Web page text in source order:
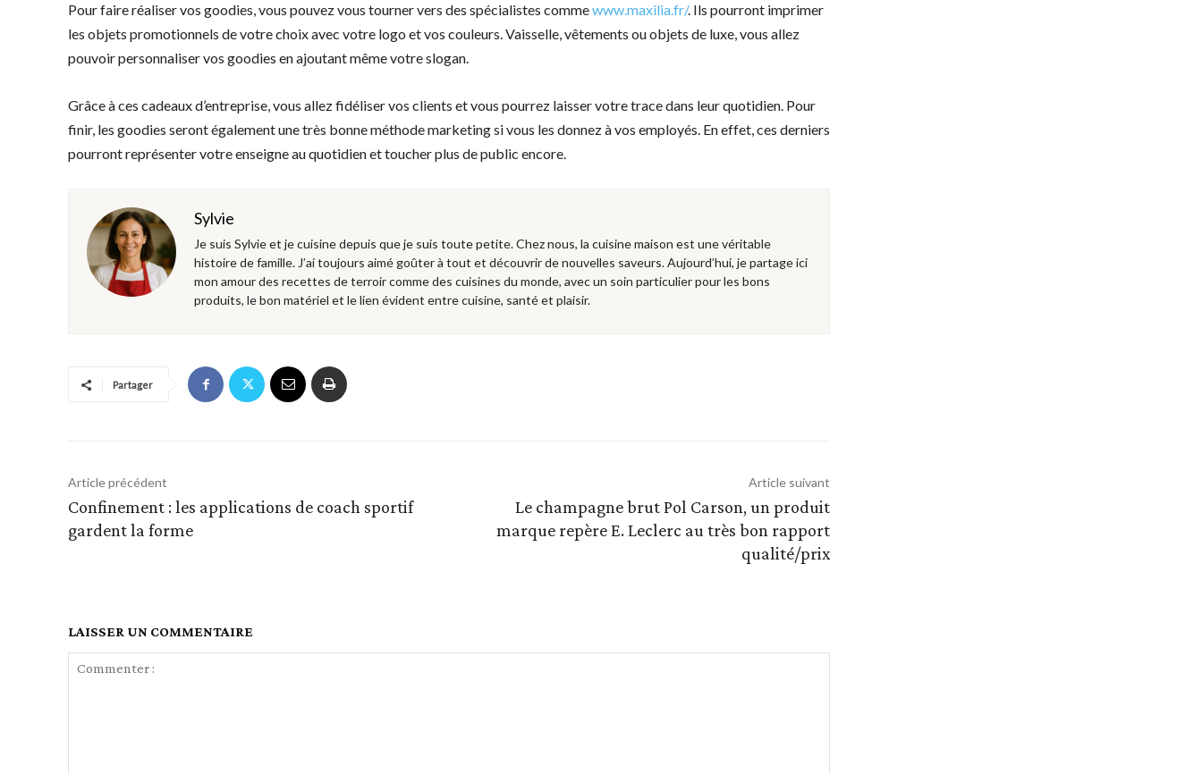
Pour faire réaliser vos goodies, vous pouvez vous tourner vers des spécialistes commewww.maxilia.fr/. Ils pourront imprimer
les objets promotionnels de votre choix avec votre logo et vos couleurs. Vaisselle, vêtements ou objets de luxe, vous allez
pouvoir personnaliser vos goodies en ajoutant même votre slogan.
Grâce à ces cadeaux d’entreprise, vous allez fidéliser vos clients et vous pourrez laisser votre trace dans leur quotidien. Pour
finir, les goodies seront également une très bonne méthode marketing si vous les donnez à vos employés. En effet, ces derniers
pourront représenter votre enseigne au quotidien et toucher plus de public encore.
Sylvie
Je suis Sylvie et je cuisine depuis que je suis toute petite. Chez nous, la cuisine maison est une véritable
histoire de famille. J’ai toujours aimé goûter à tout et découvrir de nouvelles saveurs. Aujourd’hui, je partage ici
mon amour des recettes de terroir comme des cuisines du monde, avec un soin particulier pour les bons
produits, le bon matériel et le lien évident entre cuisine, santé et plaisir.
Partager
Article précédent
Confinement : les applications de coach sportif
gardent la forme
Article suivant
Le champagne brut Pol Carson, un produit
marque repère E. Leclerc au très bon rapport
qualité/prix
LAISSER UN COMMENTAIRE